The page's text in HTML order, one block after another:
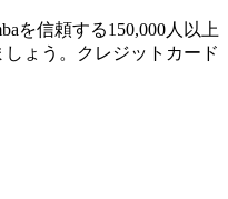
を信頼する150,000人以上
ょう。クレジットカード